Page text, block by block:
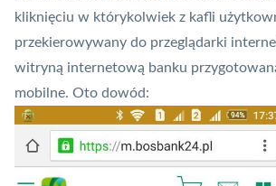
kliknięciu w którykolwiek z kafli
przekierowywany do przeglądarki
witryną internetową banku
mobilne. Oto dowód: